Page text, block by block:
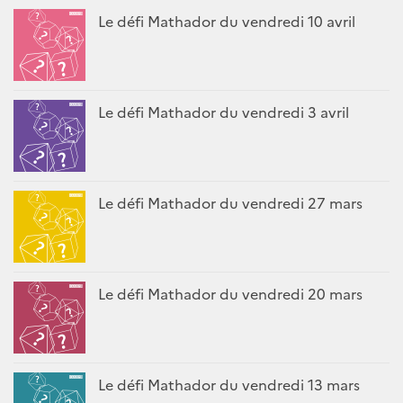
Le défi Mathador du vendredi 10 avril
Le défi Mathador du vendredi 3 avril
Le défi Mathador du vendredi 27 mars
Le défi Mathador du vendredi 20 mars
Le défi Mathador du vendredi 13 mars